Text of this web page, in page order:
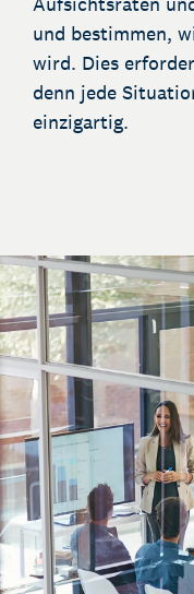
und bestimmen,
wird. Dies
denn jede
einzigartig.